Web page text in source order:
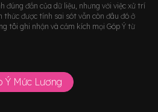
đúng đắn của dữ liệu, nhưng với việc xử trí
thức được tính sai sót vẫn còn đâu đó ở
tôi ghi nhận và cảm kích mọi Góp Ý từ
Ý Mức Lương